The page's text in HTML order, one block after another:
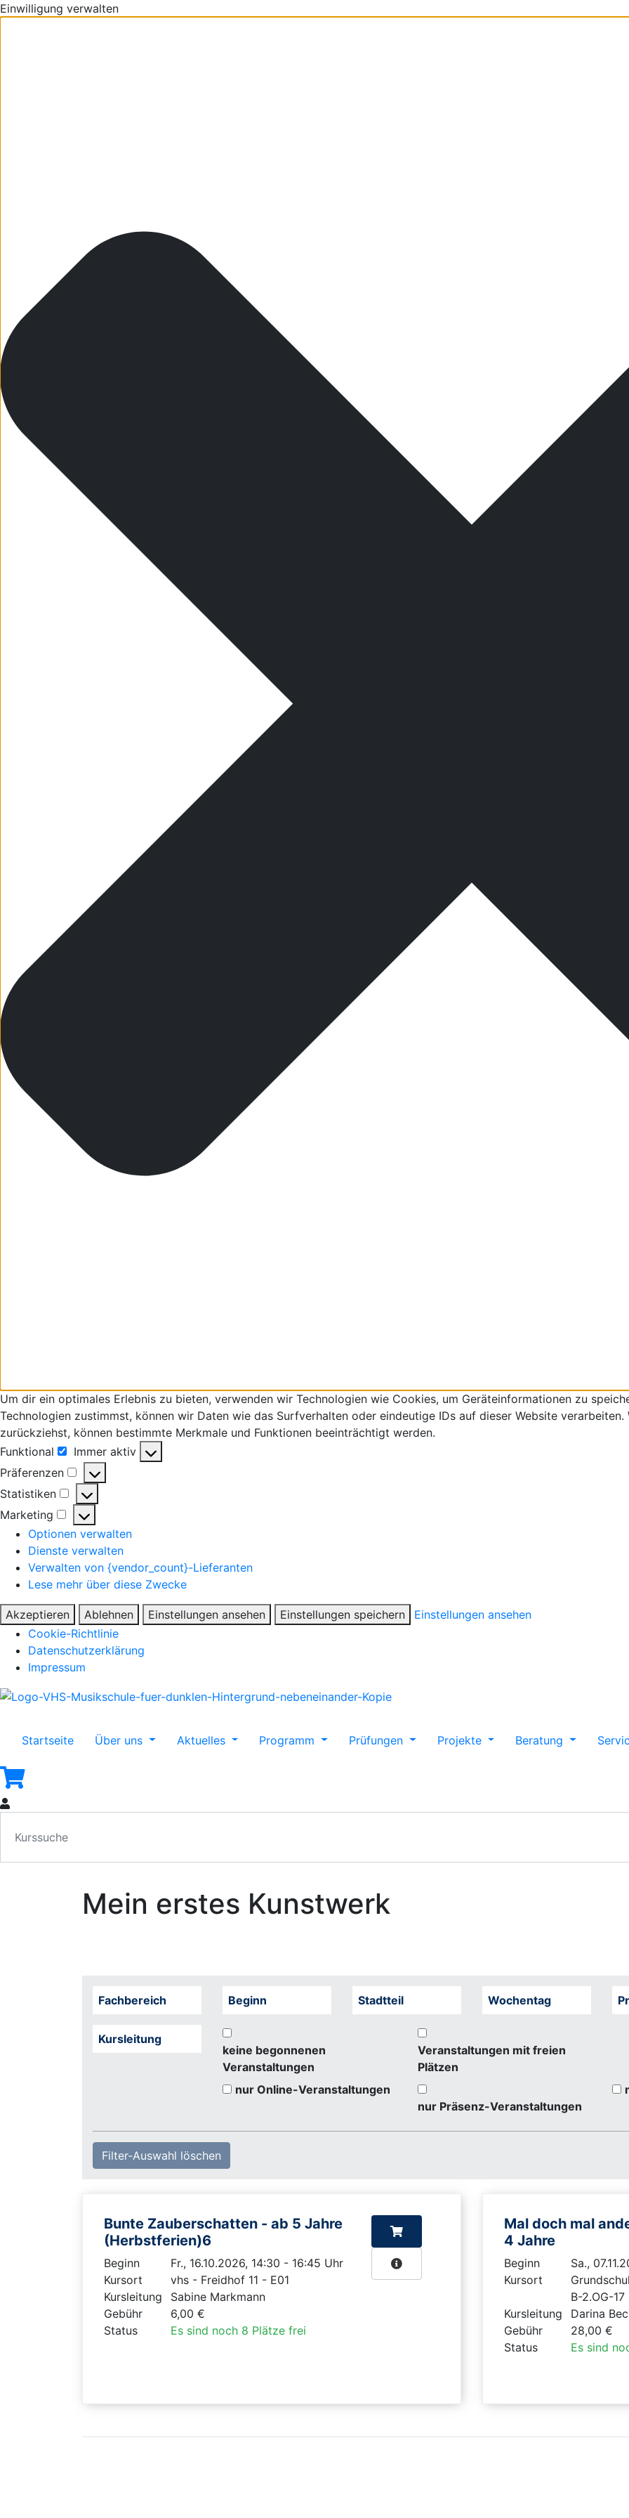
Einwilligung verwalten
Um dir ein optimales Erlebnis zu bieten, verwenden wir Technologien wie Cookies, um Geräteinformationen zu
Technologien zustimmst, können wir Daten wie das Surfverhalten oder eindeutige IDs auf dieser Website
zurückziehst, können bestimmte Merkmale und Funktionen beeinträchtigt werden.
Funktional
Funktional
Immer aktiv
Präferenzen
Präferenzen
Statistiken
Statistiken
Marketing
Marketing
Optionen verwalten
Dienste verwalten
Verwalten von {vendor_count}-Lieferanten
Lese mehr über diese Zwecke
Akzeptieren Ablehnen Einstellungen ansehen Einstellungen speichern
Einstellungen ansehen
Cookie-Richtlinie
Datenschutzerklärung
Impressum
Startseite Über uns Aktuelles Programm Prüfungen Projekte Beratung
Mein erstes Kunstwerk
Fachbereich Beginn Stadtteil Wochentag
Kursleitung
keine begonnenen
Veranstaltungen
Veranstaltungen mit freien
Plätzen
nur Online-Veranstaltungen
nur Präsenz-Veranstaltungen
Filter-Auswahl löschen
Bunte Zauberschatten - ab 5 Jahre
(Herbstferien)6
Beginn
Fr., 16.10.2026, 14:30 - 16:45 Uhr
Kursort
vhs - Freidhof 11 - E01
Kursleitung
Sabine Markmann
Gebühr
6,00 €
Status
Es sind noch 8 Plätze frei
Mal doch mal
4 Jahre
Beginn
Sa.,
Kursort
B-2.OG-
Kursleitung
Darina
Gebühr
28,00 €
Status
Es sind